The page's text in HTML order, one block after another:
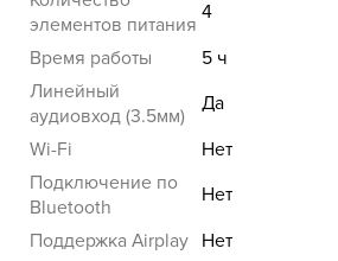
элементов питания
4
Время работы
5 ч
Линейный
аудиовход (3.5мм)
Да
Wi-Fi
Нет
Подключение по
Bluetooth
Нет
Поддержка Airplay Нет